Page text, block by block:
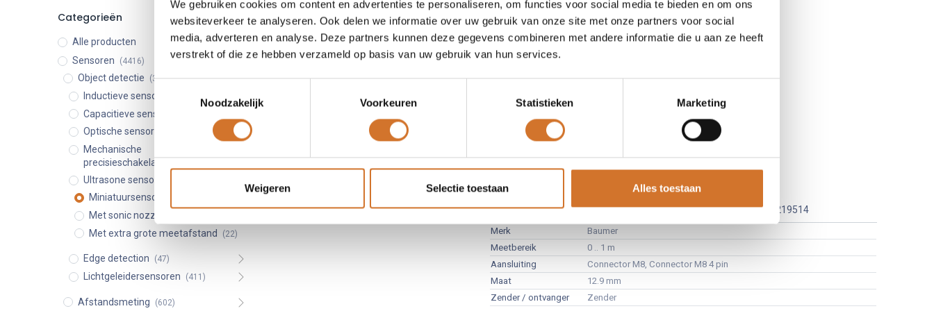
We gebruiken cookies om content en advertenties te personaliseren, om functies voor social media te bieden en om ons
websiteverkeer te analyseren. Ook delen we informatie over uw gebruik van onze site met onze partners voor social
media, adverteren en analyse. Deze partners kunnen deze gegevens combineren met andere informatie die u aan ze heeft
verstrekt of die ze hebben verzameld op basis van uw gebruik van hun services.
Noodzakelijk
Voorkeuren Statistieken Marketing
Weigeren Selectie toestaan Alles toestaan
Categorieën
Alle producten
Sensoren
(4416)
Object detectie (3361)
Inductieve sensoren
Capacitieve sensoren
Optische sensoren
Mechanische
precisieschakelaars
Ultrasone sensoren
Miniatuursensoren
Met sonic nozzle
Met extra grote meetafstand (22)
Edge detection (47)
Lichtgeleidersensoren (411)
Afstandsmeting (602)
Geminiaturiseerde ultrasone sensoren
Kleine en lichte sensoren voor zeer beperkte ruimtes
Optimale sensorinstelling voor de individuele toepassing met
Efficiënte integratie en aanvullende gegevens via de IO-Link-interface
Smalle sonische kegel voor objectdetectie zelfs in de kleinste
Baumer U300.TA0-ZZZX.72N
Artikelnummer : BU1219514 Leveranciersnummer : 11219514
Merk
Baumer
Meetbereik
0 .. 1 m
Aansluiting
Connector M8, Connector M8 4 pin
Maat
12.9 mm
Zender / ontvanger
Zender